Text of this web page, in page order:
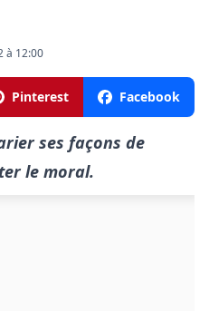
à 12:00
Pinterest Facebook
ses façons de
le moral.